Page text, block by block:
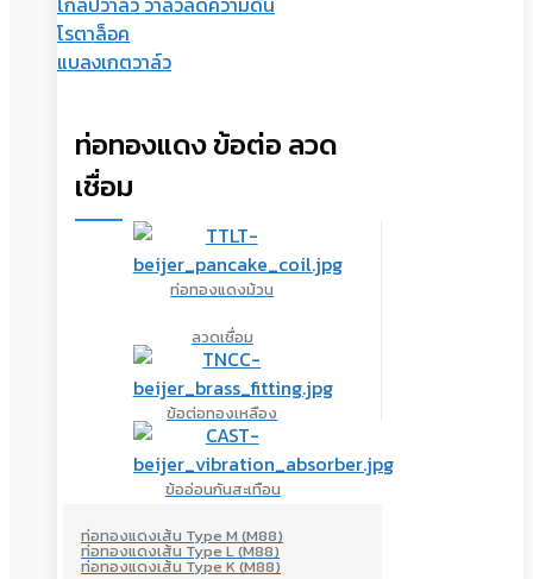
โรตาล็อค
แบลงเกตวาล์ว
ท่อทองแดง ข้อต่อ ลวด
เชื่อม
ท่อทองแดงม้วน
ลวดเชื่อม
ข้อต่อทองเหลือง
ข้ออ่อนกันสะเทือน
ท่อทองแดงเส้น Type M (M88)
ท่อทองแดงเส้น Type L (M88)
ท่อทองแดงเส้น Type K (M88)